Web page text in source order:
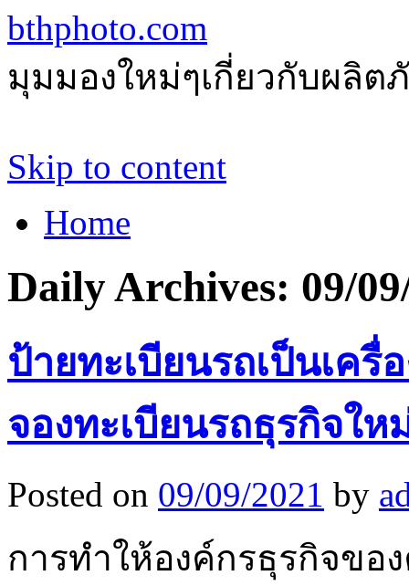
bthphoto.com
มุมมองใหม่ๆเกี่ยวกับผลิ
Skip to content
Home
Daily Archives: 09/
ป้ายทะเบียนรถเป็นเค
จองทะเบียนรถธุรกิจใ
Posted on 09/09/2021 by
การทำให้องค์กรธุรกิจข